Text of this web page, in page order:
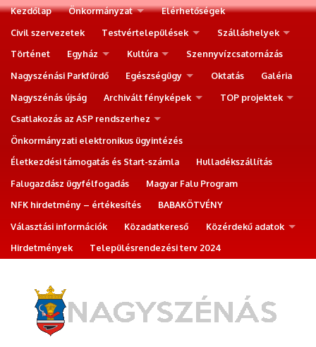
Kezdőlap Önkormányzat
Elérhetőségek
Civil szervezetek
Testvértelepülések
Szálláshelyek
Történet
Egyház Kultúra
Szennyvízcsatornázás
Nagyszénási Parkfürdő
Egészségügy Oktatás
Galéria
Nagyszénás újság
Archivált fényképek
TOP projektek
Csatlakozás az ASP rendszerhez
Önkormányzati elektronikus ügyintézés
Életkezdési támogatás és Start-számla
Hulladékszállítás
Falugazdász ügyfélfogadás
Magyar Falu Program
NFK hirdetmény – értékesítés
BABAKÖTVÉNY
Választási információk
Közadatkereső
Közérdekű adatok
Hirdetmények
Településrendezési terv 2024